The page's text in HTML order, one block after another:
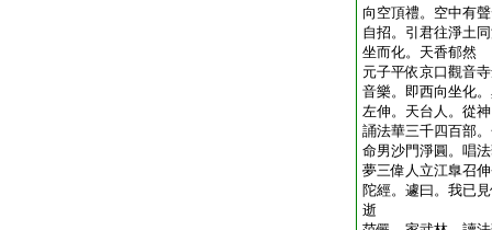
向空頂禮。空中有
自招。引君往淨土
坐而化。天香郁然
元子平依京口觀音
音樂。即西向坐化
左伸。天台人。從
誦法華三千四百部
命男沙門淨圓。唱
夢三偉人立江臯召
陀經。遽曰。我已
逝